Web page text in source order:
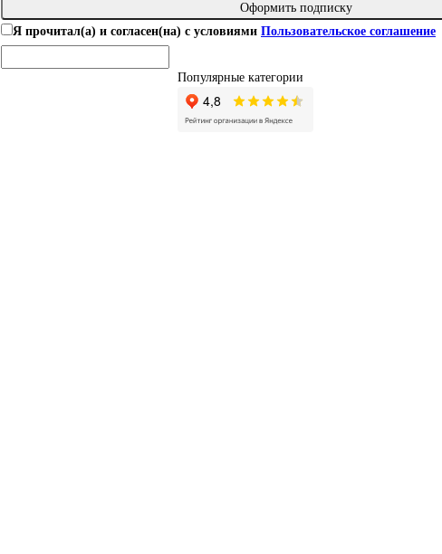
Оформить подписку
Я прочитал(а) и согласен(на) с условиями Пользовательское соглашение
Популярные категории